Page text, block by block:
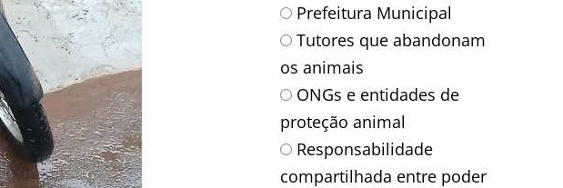
Prefeitura Municipal
Tutores que abandonam
os animais
ONGs e entidades de
proteção animal
Responsabilidade
compartilhada entre poder